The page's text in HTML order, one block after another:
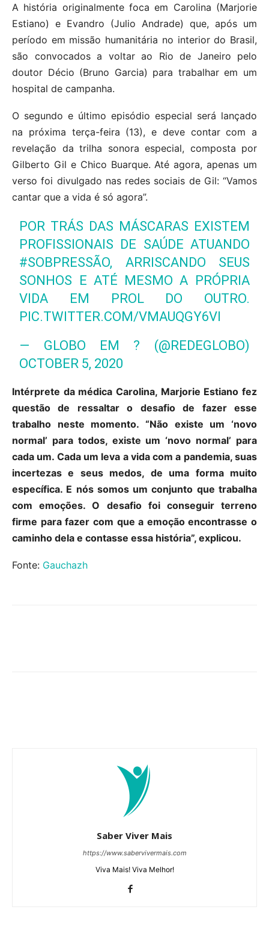
A história originalmente foca em Carolina (Marjorie
Estiano) e Evandro (Julio Andrade) que, após um
período em missão humanitária no interior do Brasil,
são convocados a voltar ao Rio de Janeiro pelo
doutor Décio (Bruno Garcia) para trabalhar em um
hospital de campanha.
O segundo e último episódio especial será lançado
na próxima terça-feira (13), e deve contar com a
revelação da trilha sonora especial, composta por
Gilberto Gil e Chico Buarque. Até agora, apenas um
verso foi divulgado nas redes sociais de Gil: “Vamos
cantar que a vida é só agora”.
POR TRÁS DAS MÁSCARAS EXISTEM
PROFISSIONAIS DE SAÚDE ATUANDO
#SOBPRESSÃO, ARRISCANDO SEUS
SONHOS E ATÉ MESMO A PRÓPRIA
VIDA EM PROL DO OUTRO.
PIC.TWITTER.COM/VMAUQGY6VI
— GLOBO EM ? (@REDEGLOBO)
OCTOBER 5, 2020
Intérprete da médica Carolina, Marjorie Estiano fez
questão de ressaltar o desafio de fazer esse
trabalho neste momento. “Não existe um ‘novo
normal’ para todos, existe um ‘novo normal’ para
cada um. Cada um leva a vida com a pandemia, suas
incertezas e seus medos, de uma forma muito
específica. E nós somos um conjunto que trabalha
com emoções. O desafio foi conseguir terreno
firme para fazer com que a emoção encontrasse o
caminho dela e contasse essa história”, explicou.
Fonte: Gauchazh
Saber Viver Mais
https://www.sabervivermais.com
Viva Mais! Viva Melhor!